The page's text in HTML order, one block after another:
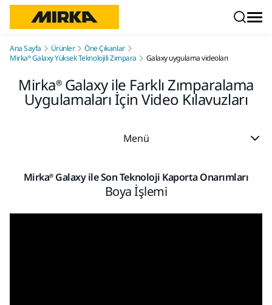
Ana Sayfa Ürünler
Öne Çıkanlar
Mirka® Galaxy Yüksek Teknolojili Zımpara
Galaxy uygulama videoları
Mirka® Galaxy ile Farklı Zımparalama
Uygulamaları İçin Video Kılavuzları
Menü
Mirka® Galaxy ile Son Teknoloji Kaporta Onarımları
Boya İşlemi